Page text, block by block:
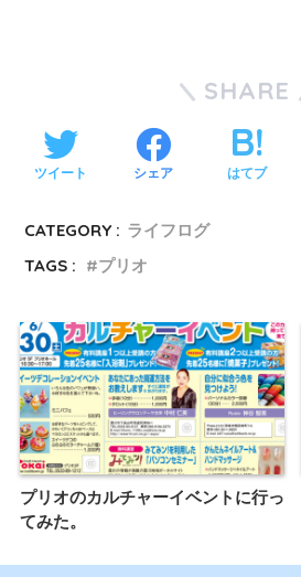
SHARE
ツイート シェア はてブ
CATEGORY : ライフログ
TAGS :
プリオ
プリオのカルチャーイベントに行っ
てみた。